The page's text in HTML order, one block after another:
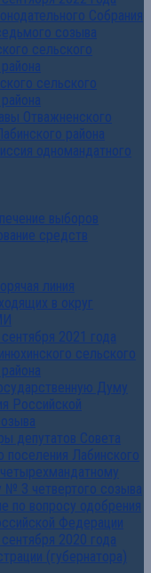
Собрания
созыва
сельского
сельского
Отважненского
района
одномандатного
выборов
средств
линия
в округ
2021 года
сельского
Думу
Российской
депутатов Совета
поселения Лабинского
№ 3 четвертого созыва
по вопросу одобрения
Федерации
2020 года
(губернатора)